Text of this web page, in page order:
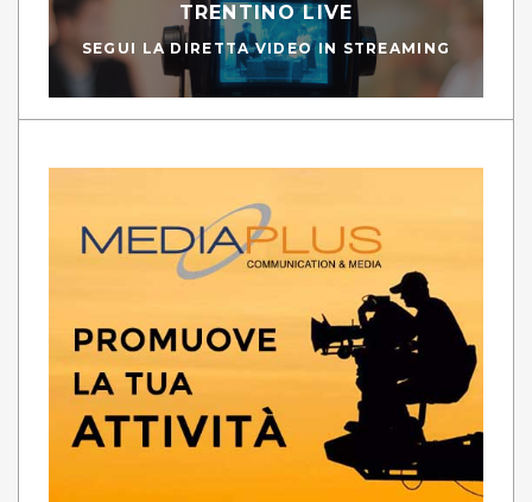
TRENTINO LIVE
SEGUI LA DIRETTA VIDEO IN STREAMING